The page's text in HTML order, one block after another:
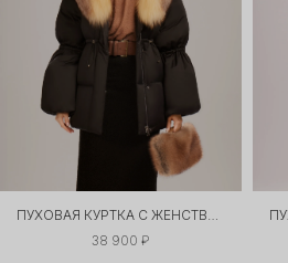
38 900 ₽